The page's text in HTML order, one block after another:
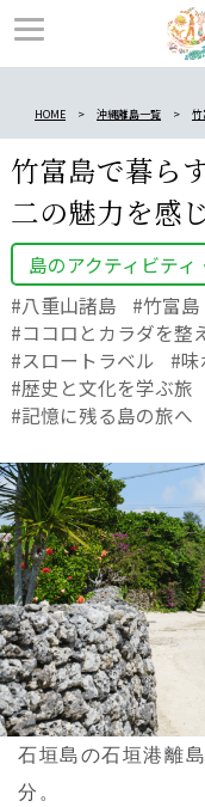
HOME 沖縄離島一覧 竹
竹富島で暮ら
二の魅力を感
島のアクティビテ
八重山諸島
竹富島
ココロとカラダを整
スロートラベル
味
歴史と文化を学ぶ旅
記憶に残る島の旅へ
石垣島の石垣港離
分。